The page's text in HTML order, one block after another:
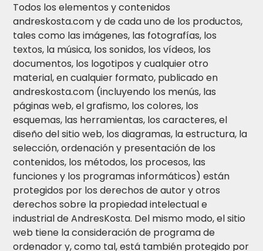
Todos los elementos y contenidos
andreskosta.com y de cada uno de los productos,
tales como las imágenes, las fotografías, los
textos, la música, los sonidos, los vídeos, los
documentos, los logotipos y cualquier otro
material, en cualquier formato, publicado en
andreskosta.com (incluyendo los menús, las
páginas web, el grafismo, los colores, los
esquemas, las herramientas, los caracteres, el
diseño del sitio web, los diagramas, la estructura, la
selección, ordenación y presentación de los
contenidos, los métodos, los procesos, las
funciones y los programas informáticos) están
protegidos por los derechos de autor y otros
derechos sobre la propiedad intelectual e
industrial de AndresKosta. Del mismo modo, el sitio
web tiene la consideración de programa de
ordenador y, como tal, está también protegido por